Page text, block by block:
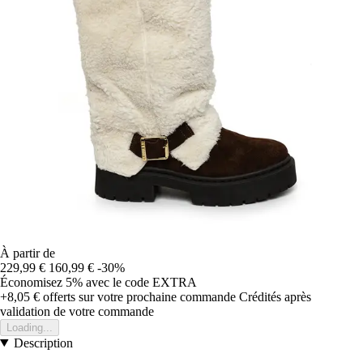
À partir de
229,99 € 160,99 € -30%
Économisez 5% avec le code EXTRA
+8,05 € offerts sur votre prochaine commande Crédités après
validation de votre commande
Loading...
Description